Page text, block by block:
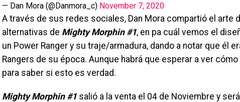
— Dan Mora (@Danmora_c) November 7, 2020
A través de sus redes sociales, Dan Mora compartió el arte
alternativas de Mighty Morphin #1, en pa cuál vemos el
un Power Ranger y su traje/armadura, dando a notar que él
Rangers de su época. Aunque habrá que esperar a ver
para saber si esto es verdad.
Mighty Morphin #1 salió a la venta el 04 de Noviembre y